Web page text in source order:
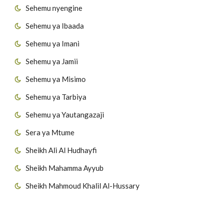
Sehemu nyengine
Sehemu ya Ibaada
Sehemu ya Imani
Sehemu ya Jamii
Sehemu ya Misimo
Sehemu ya Tarbiya
Sehemu ya Yautangazaji
Sera ya Mtume
Sheikh Ali Al Hudhayfi
Sheikh Mahamma Ayyub
Sheikh Mahmoud Khalil Al-Hussary